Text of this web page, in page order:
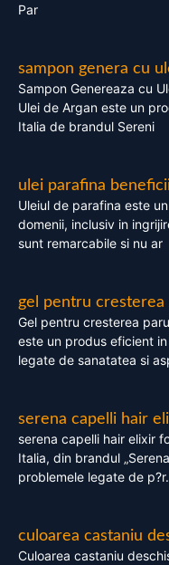
Par
sampon genera cu
Sampon Genereaza cu
Ulei de Argan este un
Italia de brandul Sereni
ulei parafina
Uleiul de parafina este
domenii, inclusiv in
sunt remarcabile si nu ar
gel pentru cresterea
Gel pentru cresterea
este un produs eficient
legate de sanatatea si
serena capelli hair
serena capelli hair elixir
Italia, din brandul
problemele legate de
culoarea castaniu
Culoarea castaniu